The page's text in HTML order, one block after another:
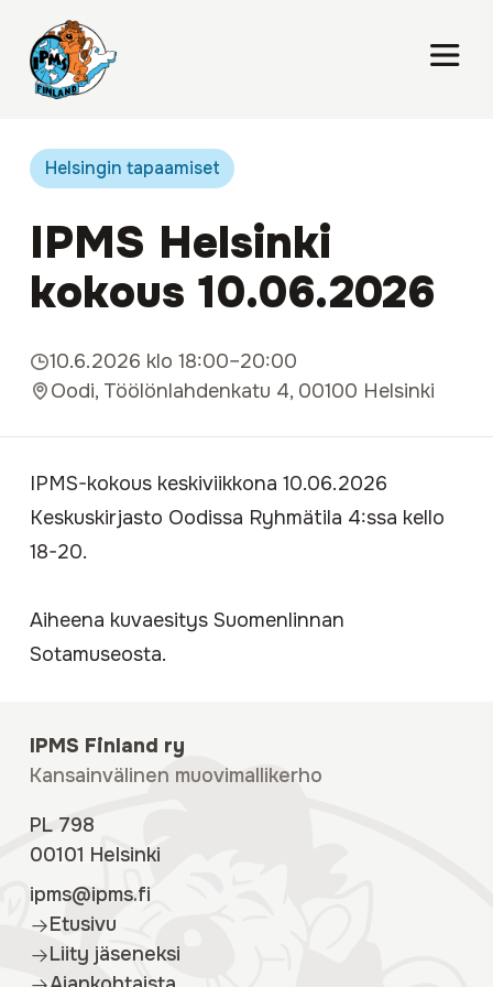
Helsingin tapaamiset
IPMS Helsinki
kokous 10.06.2026
10.6.2026 klo 18:00–20:00
Oodi, Töölönlahdenkatu 4, 00100 Helsinki
IPMS-kokous keskiviikkona 10.06.2026
Keskuskirjasto Oodissa Ryhmätila 4:ssa kello
18-20.
Aiheena kuvaesitys Suomenlinnan
Sotamuseosta.
IPMS Finland ry
Kansainvälinen muovimallikerho
PL 798
00101 Helsinki
ipms@ipms.fi
Etusivu
Liity jäseneksi